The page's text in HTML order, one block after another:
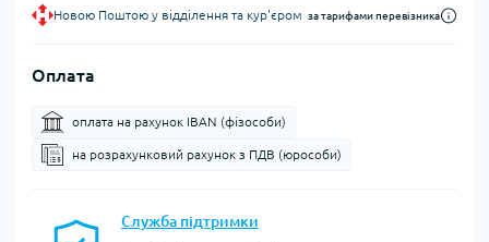
Новою Поштою у відділення та кур'єром за тарифами перевізника
Оплата
оплата на рахунок IBAN (фізособи)
на розрахунковий рахунок з ПДВ (юрособи)
Служба підтримки